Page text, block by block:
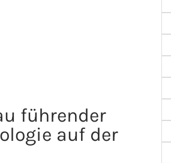
führender
auf der